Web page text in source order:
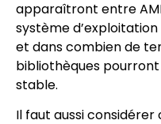
apparaîtront entre
système
et dans combien de
bibliothèques
stable.
Il faut aussi